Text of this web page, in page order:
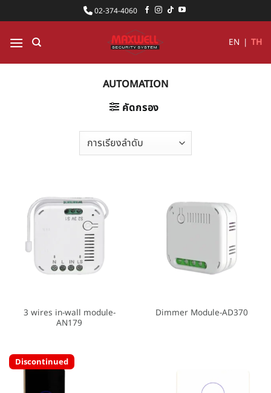
ไป
ยัง
เนื้อหา
02-374-4060
EN | TH
AUTOMATION
คัดกรอง
3 wires in-wall module-
AN179
Dimmer Module-AD370
Discontinued